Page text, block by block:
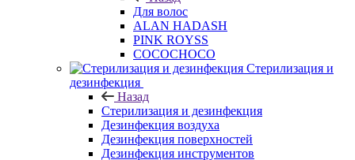
Для волос
ALAN HADASH
PINK ROYSS
COCOCHOCO
Стерилизация и
дезинфекция
Назад
Стерилизация и дезинфекция
Дезинфекция воздуха
Дезинфекция поверхностей
Дезинфекция инструментов